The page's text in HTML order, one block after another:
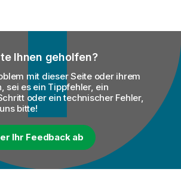
Ihnen geholfen?
mit dieser Seite oder ihrem
sei es ein Tippfehler, ein
oder ein technischer Fehler,
bitte!
Ihr Feedback ab